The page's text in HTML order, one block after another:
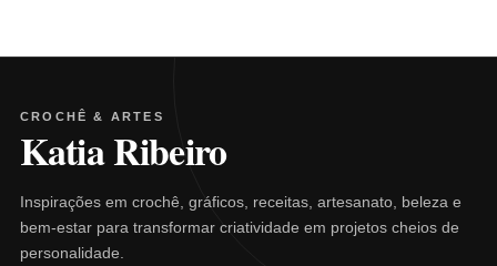
CROCHÊ & ARTES
Katia Ribeiro
Inspirações em crochê, gráficos, receitas, artesanato, beleza e
bem-estar para transformar criatividade em projetos cheios de
personalidade.